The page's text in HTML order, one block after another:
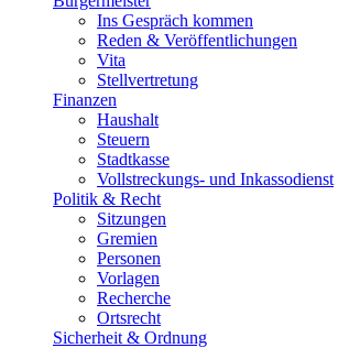
Ins Gespräch kommen
Reden & Veröffentlichungen
Vita
Stellvertretung
Finanzen
Haushalt
Steuern
Stadtkasse
Vollstreckungs- und Inkassodienst
Politik & Recht
Sitzungen
Gremien
Personen
Vorlagen
Recherche
Ortsrecht
Sicherheit & Ordnung